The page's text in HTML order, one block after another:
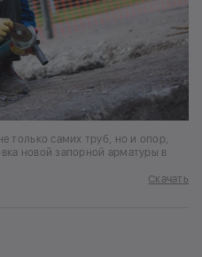
только самих труб, но и опор,
новой запорной арматуры в
Скачать